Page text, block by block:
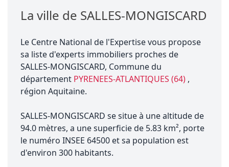
La ville de SALLES-MONGISCARD
Le Centre National de l'Expertise vous propose
sa liste d'experts immobiliers proches de
SALLES-MONGISCARD, Commune du
département PYRENEES-ATLANTIQUES (64) ,
région Aquitaine.
SALLES-MONGISCARD se situe à une altitude de
94.0 mètres, a une superficie de 5.83 km², porte
le numéro INSEE 64500 et sa population est
d'environ 300 habitants.